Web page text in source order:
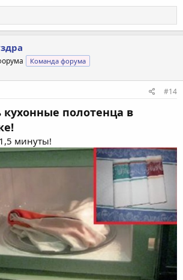
Команда форума
#14
кухонные полотенца в
минуты!